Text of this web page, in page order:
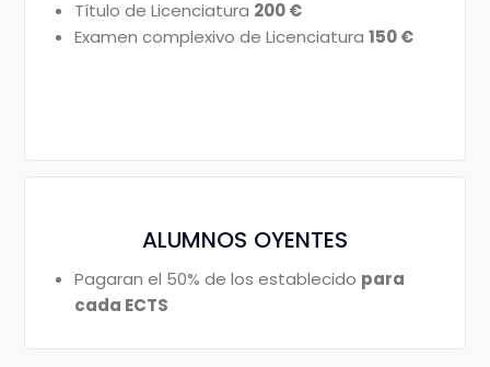
Título de Licenciatura 200 €
Examen complexivo de Licenciatura150 €
ALUMNOS OYENTES
Pagaran el 50% de los establecido para
cada ECTS